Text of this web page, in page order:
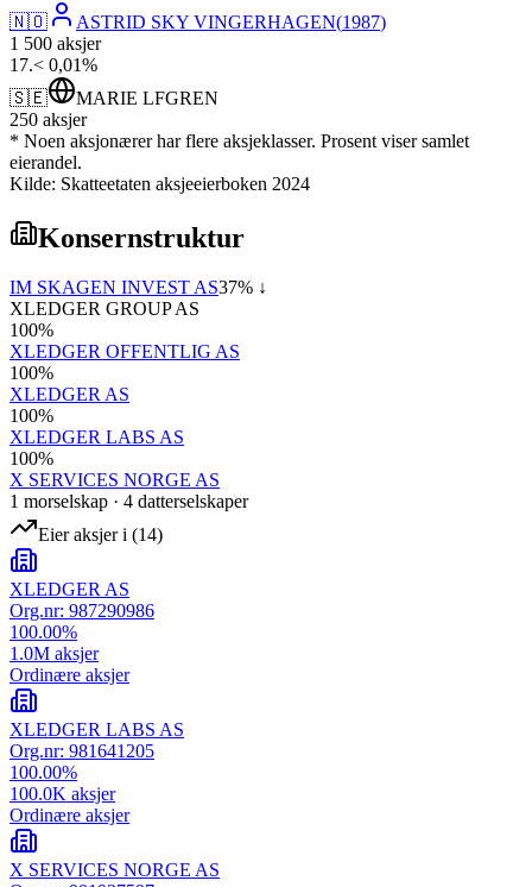
🇳🇴
ASTRID SKY VINGERHAGEN(1987)
1 500 aksjer
17.< 0,01%
🇸🇪
MARIE LFGREN
250 aksjer
* Noen aksjonærer har flere aksjeklasser. Prosent viser samlet
eierandel.
Kilde: Skatteetaten aksjeeierboken 2024
Konsernstruktur
IM SKAGEN INVEST AS37% ↓
XLEDGER GROUP AS
100%
XLEDGER OFFENTLIG AS
100%
XLEDGER AS
100%
XLEDGER LABS AS
100%
X SERVICES NORGE AS
1 morselskap · 4 datterselskaper
Eier aksjer i (14)
XLEDGER AS
Org.nr: 987290986
100.00%
1.0M aksjer
Ordinære aksjer
XLEDGER LABS AS
Org.nr: 981641205
100.00%
100.0K aksjer
Ordinære aksjer
X SERVICES NORGE AS